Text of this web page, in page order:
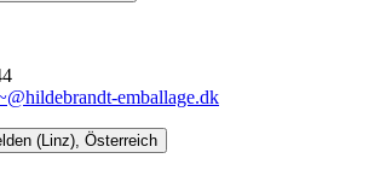
emballage.dk
(Linz), Österreich